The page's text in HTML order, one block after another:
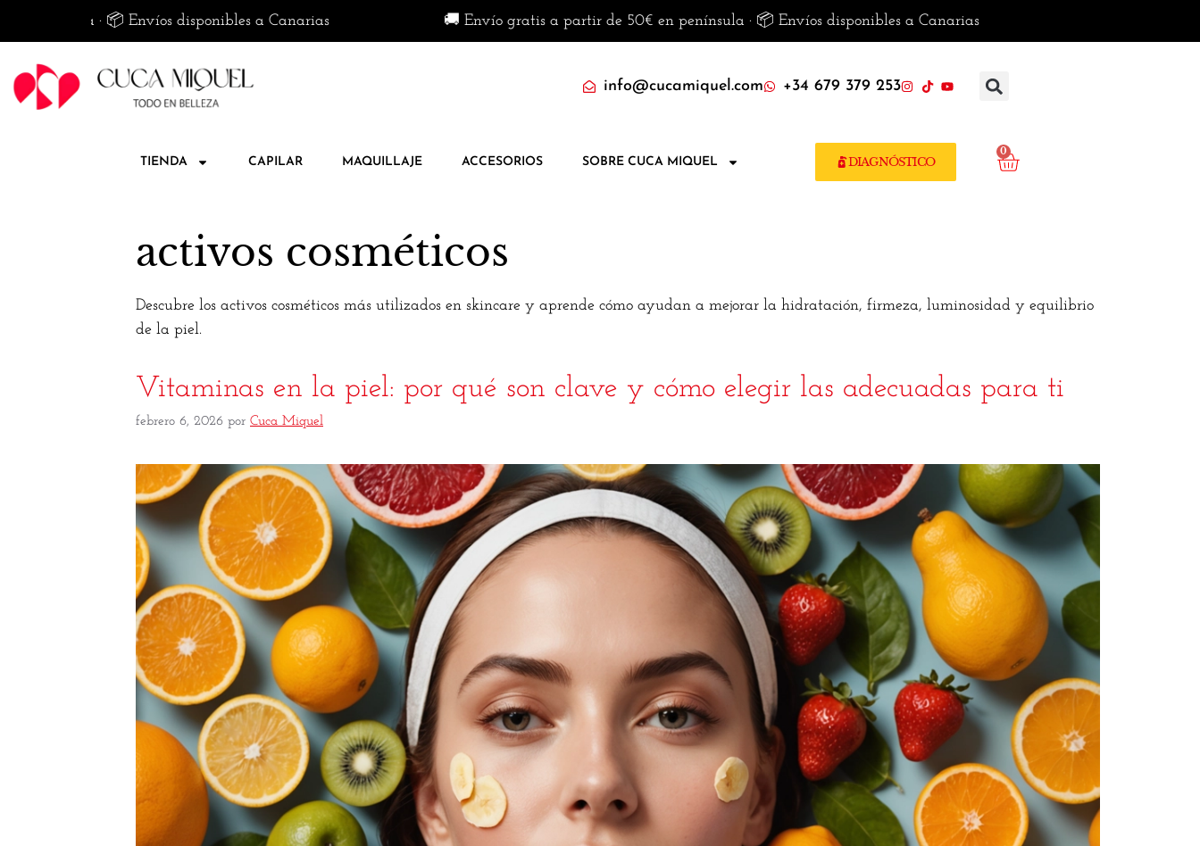
📦 Envíos disponibles a Canarias 🚚 Envío gratis a partir de 50€ en península · 📦 Envíos disponibles a Canarias
info@cucamiquel.com +34 679 379 253
TIENDA CAPILAR MAQUILLAJE ACCESORIOS SOBRE CUCA MIQUEL DIAGNÓSTICO
0
activos cosméticos
Descubre los activos cosméticos más utilizados en skincare y aprende cómo ayudan a mejorar la hidratación, firmeza, luminosidad y equilibrio
de la piel.
Vitaminas en la piel: por qué son clave y cómo elegir las adecuadas para ti
febrero 6, 2026 por Cuca Miquel